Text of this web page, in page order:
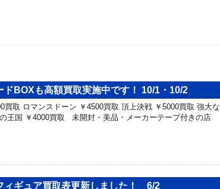
ドBOXも高額買取実施中です！ 10/1・10/2
買取 ロマンスドーン ￥4500買取 頂上決戦 ￥5000買取 強大な
王国 ￥4000買取 未開封・美品・メーカーテープ付きの店
ィギュア買取表更新しました！ 6/2